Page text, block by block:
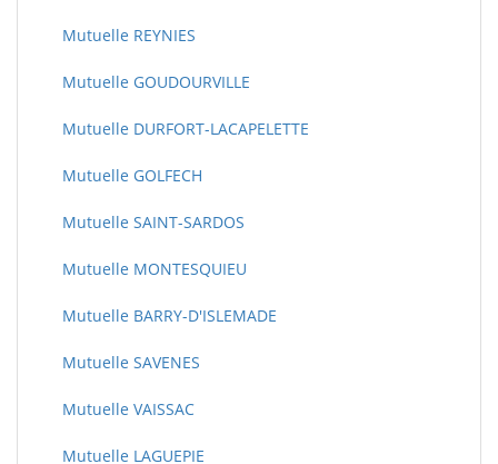
Mutuelle REYNIES
Mutuelle GOUDOURVILLE
Mutuelle DURFORT-LACAPELETTE
Mutuelle GOLFECH
Mutuelle SAINT-SARDOS
Mutuelle MONTESQUIEU
Mutuelle BARRY-D'ISLEMADE
Mutuelle SAVENES
Mutuelle VAISSAC
Mutuelle LAGUEPIE